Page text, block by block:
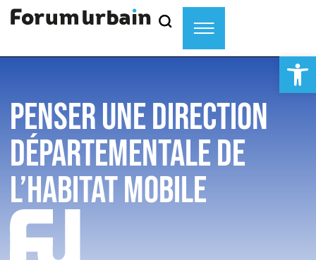
Ouvrir
PENSER UNE DIRECTION
DÉPARTEMENTALE DE
L’HABITAT MOBILE